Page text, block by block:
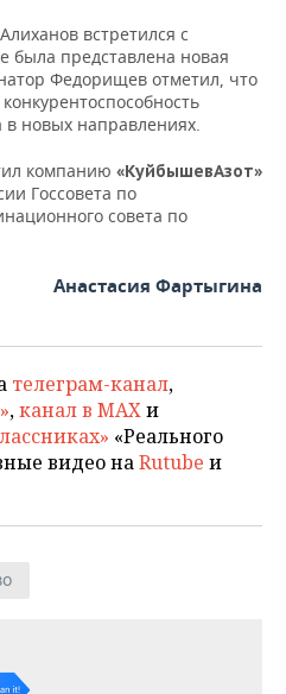
встретился с
была представлена новая
Федорищев отметил, что
в новых направлениях.
компанию «КуйбышевАзот»
Госсовета по
совета по
Анастасия Фартыгина
телеграм-канал,
,канал в MAXи
«Реального
видео наRutube и